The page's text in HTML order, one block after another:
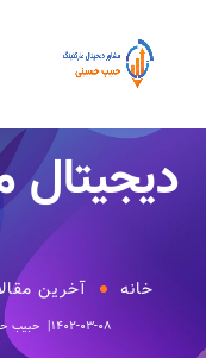
خانه آخرین
۱۴۰۲-۰۳-۰۸ حبیب